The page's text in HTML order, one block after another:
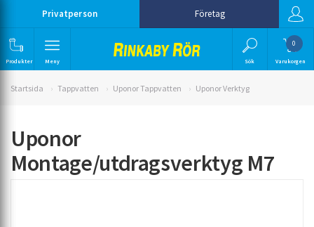
Privatperson Företag
Produkter Meny Sök
0
Varukorgen
Startsida Tappvatten Uponor Tappvatten Uponor Verktyg
Uponor
Montage/utdragsverktyg M7